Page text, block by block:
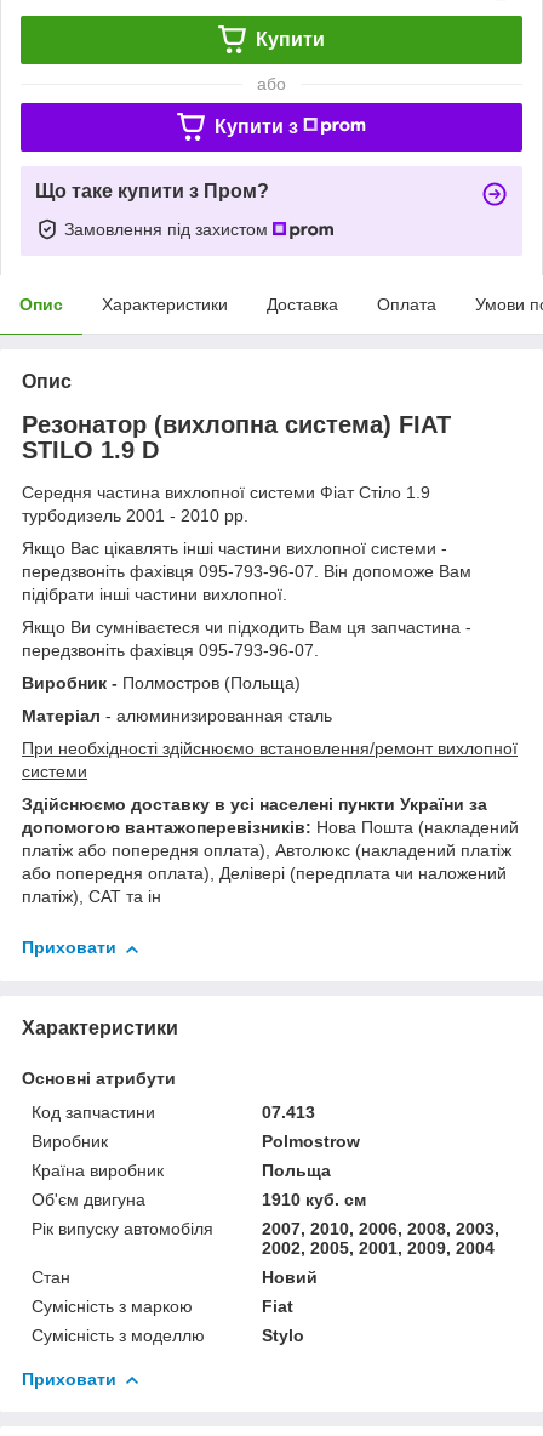
Купити
або
Купити з
Що таке купити з Пром?
Замовлення під захистом
Опис Характеристики Доставка Оплата Умови
Опис
Резонатор (вихлопна система) FIAT
STILO 1.9 D
Середня частина вихлопної системи Фіат Стіло 1.9
турбодизель 2001 - 2010 рр.
Якщо Вас цікавлять інші частини вихлопної системи -
передзвоніть фахівця 095-793-96-07. Він допоможе Вам
підібрати інші частини вихлопної.
Якщо Ви сумніваєтеся чи підходить Вам ця запчастина -
передзвоніть фахівця 095-793-96-07.
Виробник - Полмостров (Польща)
Матеріал - алюминизированная сталь
При необхідності здійснюємо встановлення/ремонт вихлопної
системи
Здійснюємо доставку в усі населені пункти України за
допомогою вантажоперевізників: Нова Пошта (накладений
платіж або попередня оплата), Автолюкс (накладений платіж
або попередня оплата), Делівері (передплата чи наложений
платіж), САТ та ін
Приховати
Характеристики
Основні атрибути
Код запчастини
07.413
Виробник
Polmostrow
Країна виробник
Польща
Об'єм двигуна
1910 куб. см
Рік випуску автомобіля
2007, 2010, 2006, 2008, 2003,
2002, 2005, 2001, 2009, 2004
Стан
Новий
Сумісність з маркою
Fiat
Сумісність з моделлю
Stylo
Приховати